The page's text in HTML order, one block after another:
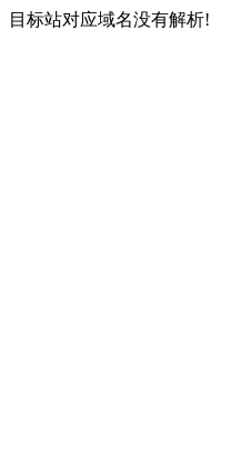
目标站对应域名没有解析!